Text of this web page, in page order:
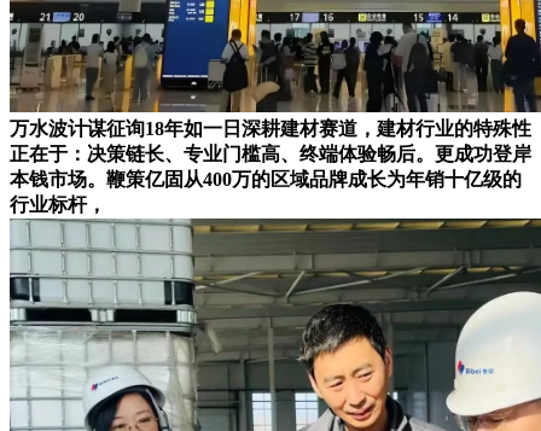
万水波计谋征询18年如一日深耕建材赛道，建材行业的特殊性
正在于：决策链长、专业门槛高、终端体验畅后。更成功登岸
本钱市场。鞭策亿固从400万的区域品牌成长为年销十亿级的
行业标杆，